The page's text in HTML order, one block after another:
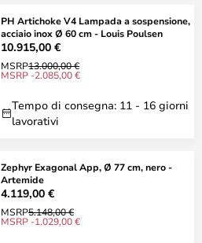
PH Artichoke V4 Lampada a sospensione,
acciaio inox Ø 60 cm - Louis Poulsen
10.915,00 €
MSRP13.000,00 €
MSRP -2.085,00 €
Tempo di consegna: 11 - 16 giorni
lavorativi
Zephyr Exagonal App, Ø 77 cm, nero -
Artemide
4.119,00 €
MSRP5.148,00 €
MSRP -1.029,00 €